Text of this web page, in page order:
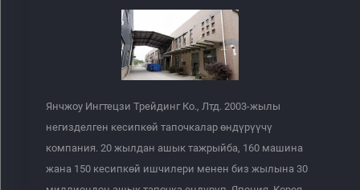
Янчжоу Ингтецзи Трейдинг Ко., Лтд. 2003-жылы
негизделген кесипкөй тапочкалар өндүрүүчү
компания. 20 жылдан ашык тажрыйба, 160 машина
жана 150 кесипкөй ишчилери менен биз жылына 30